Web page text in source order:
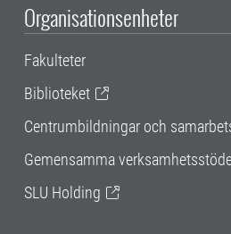
Organisationsenheter
Fakulteter
Biblioteket
Centrumbildningar och
Gemensamma
SLU Holding